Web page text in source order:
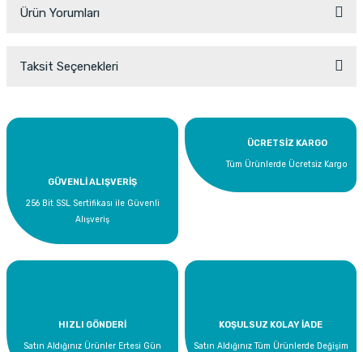
Ürün Yorumları
Yorum Yaz
Taksit Seçenekleri
GÜVENLİ ALIŞVERİŞ
256 Bit SSL Sertifikası ile Güvenli
Alışveriş
ÜCRETSİZ KARGO
Tüm Ürünlerde Ücretsiz Kargo
HIZLI GÖNDERİ
Satın Aldığınız Ürünler Ertesi Gün
KOŞULSUZ KOLAY İADE
Satın Aldığınız Tüm Ürünlerde Değişim